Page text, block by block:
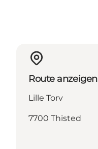
Route anzeigen
Lille Torv
7700 Thisted